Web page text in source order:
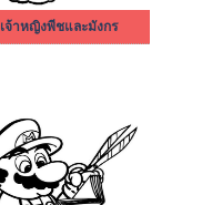
เจ้าหญิงพีชและมังกร